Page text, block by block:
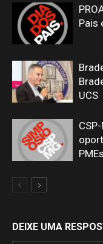
Pais
UCS
PMEs
DEIXE UMA